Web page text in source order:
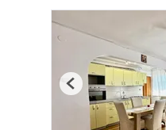
Previous